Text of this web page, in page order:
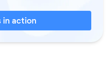
in action